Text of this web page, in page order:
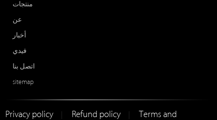
منتجات
عن
أخبار
فيدي
اتصل بنا
sitemap
Privacy policy Refund policy
Terms and